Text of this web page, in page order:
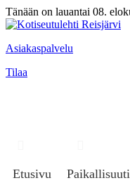
Tänään on lauantai 08.
Asiakaspalvelu
Tilaa
Etusivu